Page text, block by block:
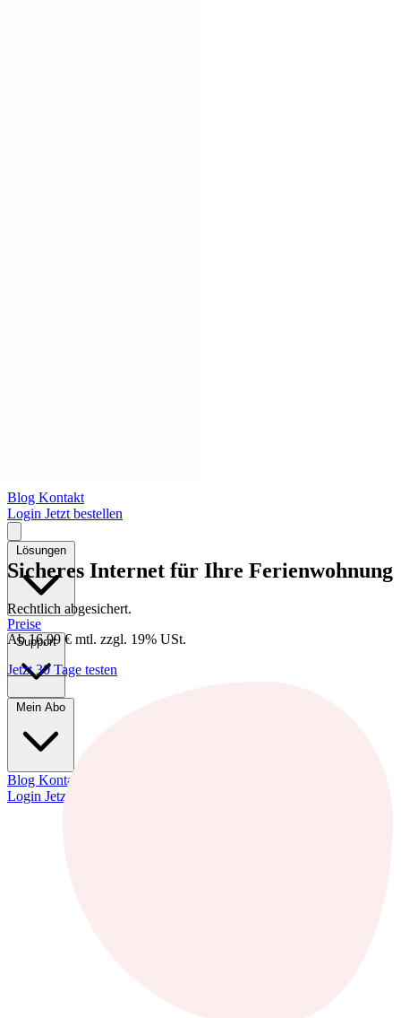
Blog Kontakt
Login Jetzt bestellen
Lösungen
Preise
Support
Mein Abo
Blog Kontakt
Login Jetzt bestellen
Sicheres Internet für Ihre Ferienwohnung
Rechtlich abgesichert.
Ab16,99 € mtl. zzgl. 19% USt.
Jetzt 30 Tage testen